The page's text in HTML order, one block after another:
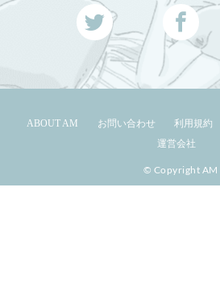
ABOUT AM お問い合わせ 利用規約
運営会社
© Copyright AM